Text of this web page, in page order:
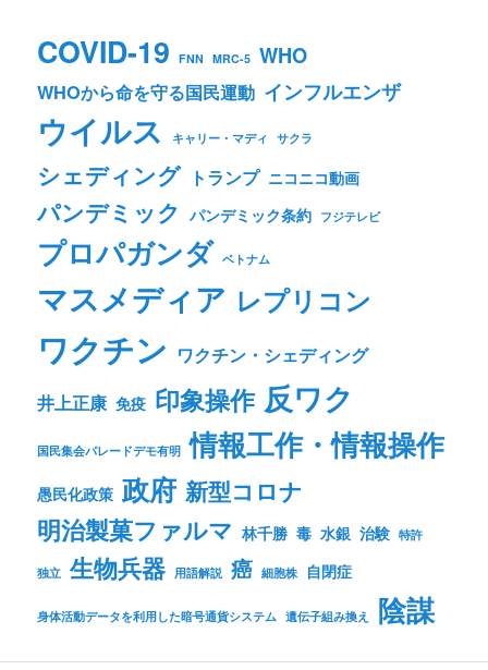
COVID-19 FNN MRC-5 WHO
WHOから命を守る国民運動 インフルエンザ
ウイルス キャリー・マディ サクラ
シェディング トランプ ニコニコ動画
パンデミック パンデミック条約 フジテレビ
プロパガンダ ベトナム
マスメディア レプリコン
ワクチン ワクチン・シェディング
井上正康 免疫 印象操作 反ワク
国民集会パレードデモ有明 情報工作・情報操作
愚民化政策 政府 新型コロナ
明治製菓ファルマ 林千勝 毒 水銀 治験 特許
独立 生物兵器 用語解説 癌 細胞株 自閉症
身体活動データを利用した暗号通貨システム 遺伝子組み換え 陰謀